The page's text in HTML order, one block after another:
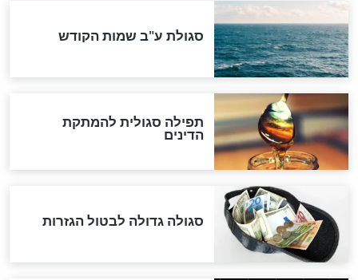
המסמך האבוד שנחשף
במרתפי מוסקבה: כתב היד
הנדיר של הרשב"ם התגלה
שורדת השואה שחוגגת 100:
"מודה לקב"ה על כל השנים"
לכל המאמרים